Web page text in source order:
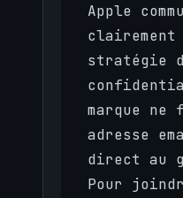
Apple
clairement
stratégie
marque
adresse
direct au
Pour